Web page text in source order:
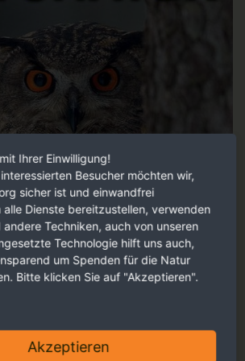
Ihrer Einwilligung!
Besucher möchten wir,
sicher ist und einwandfrei
Dienste bereitzustellen, verwenden
Techniken, auch von unseren
Technologie hilft uns auch,
um Spenden für die Natur
Bitte klicken Sie auf "Akzeptieren".
Akzeptieren